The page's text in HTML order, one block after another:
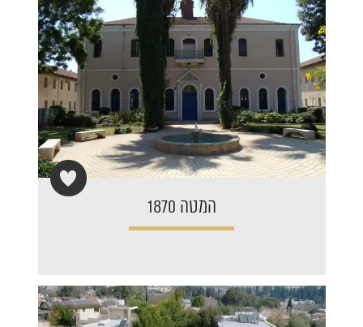
המטה 1870